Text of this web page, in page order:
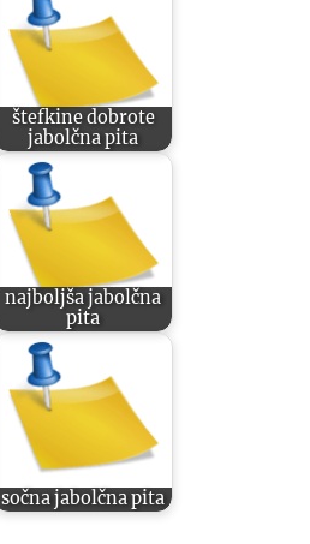
štefkine dobrote
jabolčna pita
najboljša jabolčna
pita
sočna jabolčna pita